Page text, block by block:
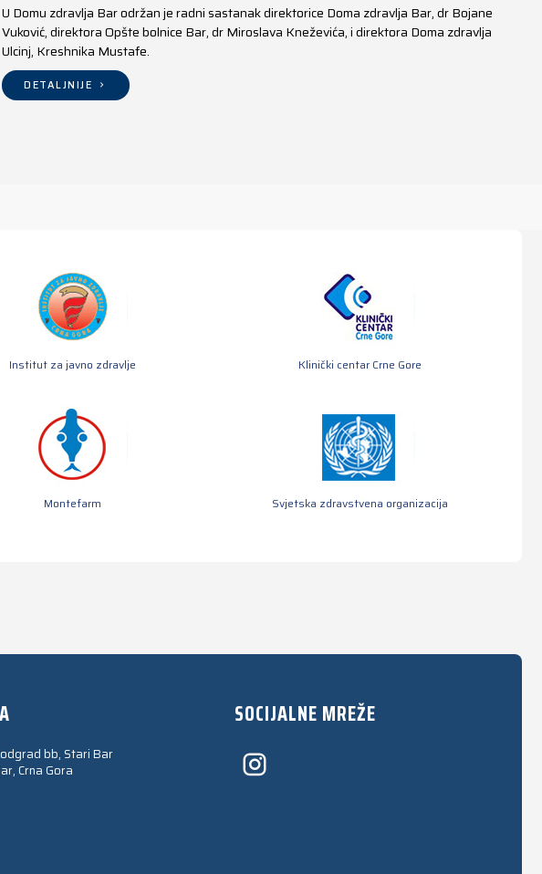
U Domu zdravlja Bar održan je radni sastanak direktorice Doma zdravlja Bar, dr Bojane
Vuković, direktora Opšte bolnice Bar, dr Miroslava Kneževića, i direktora Doma zdravlja
Ulcinj, Kreshnika Mustafe.
DETALJNIJE
Institut za javno zdravlje Klinički centar Crne Gore
Montefarm Svjetska zdravstvena organizacija
bb, Stari Bar
Crna Gora
SOCIJALNE MREŽE